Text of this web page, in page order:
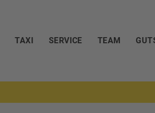
TAXI SERVICE TEAM